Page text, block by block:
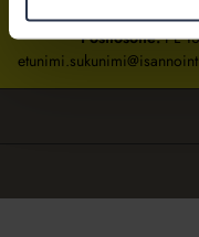
Isännöintiliiton
Postiosoite:PL